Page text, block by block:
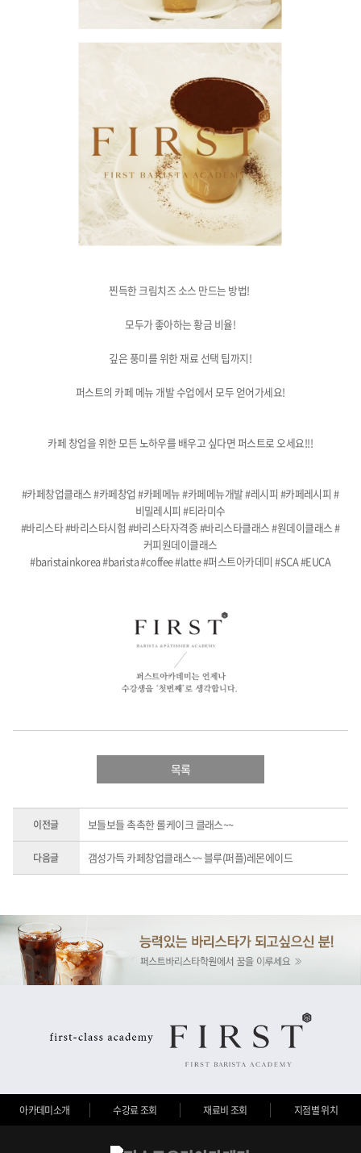
찐득한 크림치즈 소스 만드는 방법!
모두가 좋아하는 황금 비율!
깊은 풍미를 위한 재료 선택 팁까지!
퍼스트의 카페 메뉴 개발 수업에서 모두 얻어가세요!
카페 창업을 위한 모든 노하우를 배우고 싶다면 퍼스트로 오세요!!!
#카페창업클래스 #카페창업 #카페메뉴 #카페메뉴개발 #레시피 #카페레시피 #
비밀레시피 #티라미수
#바리스타 #바리스타시험 #바리스타자격증 #바리스타클래스 #원데이클래스 #
커피원데이클래스
#baristainkorea #barista #coffee #latte #퍼스트아카데미 #SCA #EUCA
목록
이전글 보들보들 촉촉한 롤케이크 클래스~~
다음글 갬성가득 카페창업클래스~~ 블루(퍼플)레몬에이드
아카데미소개 수강료 조회 재료비 조회 지점별 위치